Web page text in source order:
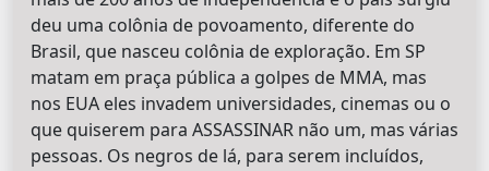
deu uma colônia de povoamento, diferente do
Brasil, que nasceu colônia de exploração. Em SP
matam em praça pública a golpes de MMA, mas
nos EUA eles invadem universidades, cinemas ou o
que quiserem para ASSASSINAR não um, mas várias
pessoas. Os negros de lá, para serem incluídos,